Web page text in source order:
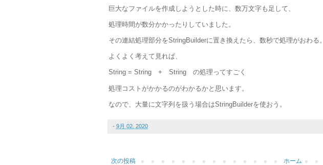
巨大なファイルを作成しようとした時に、数万文字も足して、
処理時間が数分かかったりしていました。
その連結処理部分をStringBuilderに置き換えたら、数秒で処理がおわる。
よくよく考えて見れば、
String = String + String の処理ってすごく
処理コストがかかるのがわかるかと思います。
なので、大量に文字列を扱う場合はStringBuilderを使おう。
- 9月 02, 2020
次の投稿 ホーム